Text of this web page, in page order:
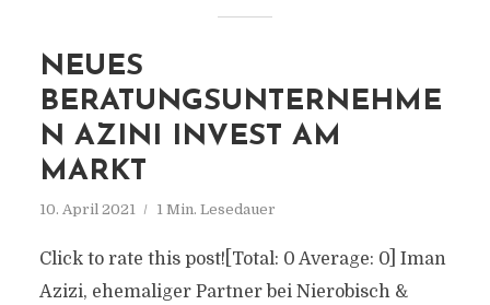
NEUES
BERATUNGSUNTERNEHME
N AZINI INVEST AM
MARKT
10. April 2021 1 Min. Lesedauer
Click to rate this post![Total: 0 Average: 0] Iman
Azizi, ehemaliger Partner bei Nierobisch &